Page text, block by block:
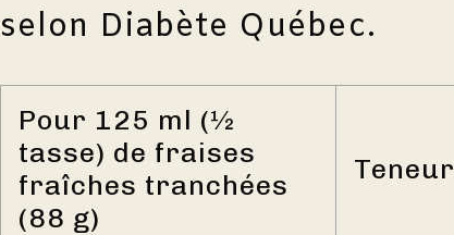
selon Diabète Québec.
Pour 125 ml (½
tasse) de fraises
fraîches tranchées
(88 g)
Teneur